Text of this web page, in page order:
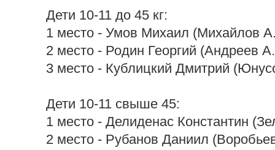
Дети 10-11 до 45 кг:
1 место - Умов Михаил (Михайлов
2 место - Родин Георгий (Андреев
3 место - Кублицкий Дмитрий
Дети 10-11 свыше 45:
1 место - Делиденас Константин
2 место - Рубанов Даниил